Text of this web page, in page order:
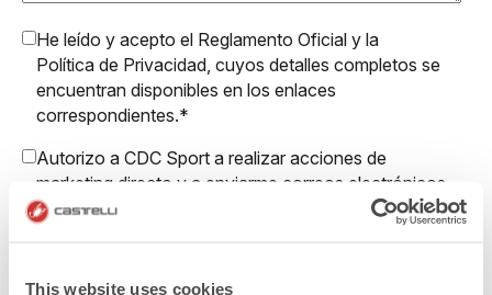
This website uses cookies
He leído y acepto el Reglamento Oficial y la
Política de Privacidad, cuyos detalles completos se
encuentran disponibles en los enlaces
correspondientes.*
Autorizo a CDC Sport a realizar acciones de
marketing directo y a enviarme correos electrónicos
con actualizaciones, ofertas y promociones